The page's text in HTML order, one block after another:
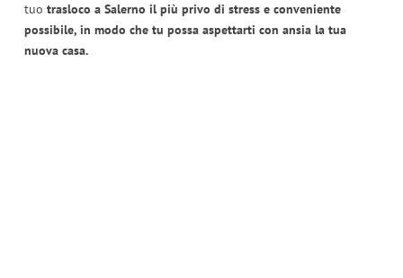
tuo trasloco a Salerno il più privo di stress e conveniente
possibile, in modo che tu possa aspettarti con ansia la tua
nuova casa.